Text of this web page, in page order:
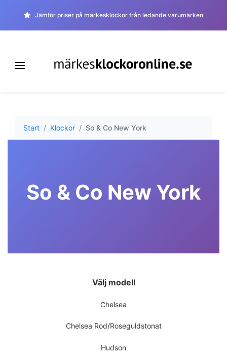
Jämför priser på märkesklockor från ledande varumärken
Start Klockor So & Co New York
So & Co New York
Välj modell
Chelsea
Chelsea Rod/Roseguldstonat
Hudson